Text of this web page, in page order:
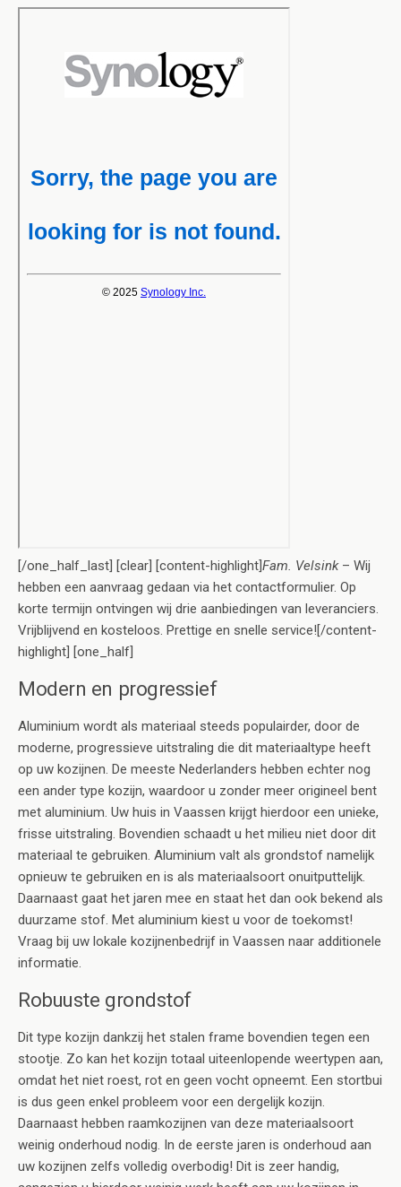
[/one_half_last] [clear] [content-highlight]Fam. Velsink– Wij
hebben een aanvraag gedaan via het contactformulier. Op
korte termijn ontvingen wij drie aanbiedingen van leveranciers.
Vrijblijvend en kosteloos. Prettige en snelle service![/content-
highlight] [one_half]
Modern en progressief
Aluminium wordt als materiaal steeds populairder, door de
moderne, progressieve uitstraling die dit materiaaltype heeft
op uw kozijnen. De meeste Nederlanders hebben echter nog
een ander type kozijn, waardoor u zonder meer origineel bent
met aluminium. Uw huis in Vaassen krijgt hierdoor een unieke,
frisse uitstraling. Bovendien schaadt u het milieu niet door dit
materiaal te gebruiken. Aluminium valt als grondstof namelijk
opnieuw te gebruiken en is als materiaalsoort onuitputtelijk.
Daarnaast gaat het jaren mee en staat het dan ook bekend als
duurzame stof. Met aluminium kiest u voor de toekomst!
Vraag bij uw lokale kozijnenbedrijf in Vaassen naar additionele
informatie.
Robuuste grondstof
Dit type kozijn dankzij het stalen frame bovendien tegen een
stootje. Zo kan het kozijn totaal uiteenlopende weertypen aan,
omdat het niet roest, rot en geen vocht opneemt. Een stortbui
is dus geen enkel probleem voor een dergelijk kozijn.
Daarnaast hebben raamkozijnen van deze materiaalsoort
weinig onderhoud nodig. In de eerste jaren is onderhoud aan
uw kozijnen zelfs volledig overbodig! Dit is zeer handig,